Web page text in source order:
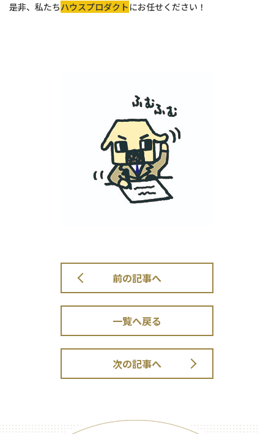
是非、私たちハウスプロダクトにお任せください！
前の記事へ
一覧へ戻る
次の記事へ